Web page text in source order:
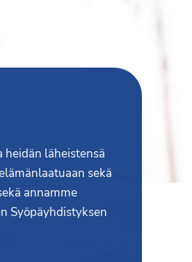
läheistensä
sekä
annamme
Syöpäyhdistyksen